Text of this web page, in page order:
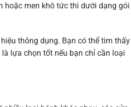
hoặc men khô tức thì dưới dạng gói
thông dụng. Bạn có thể tìm thấy
lựa chọn tốt nếu bạn chỉ cần loại